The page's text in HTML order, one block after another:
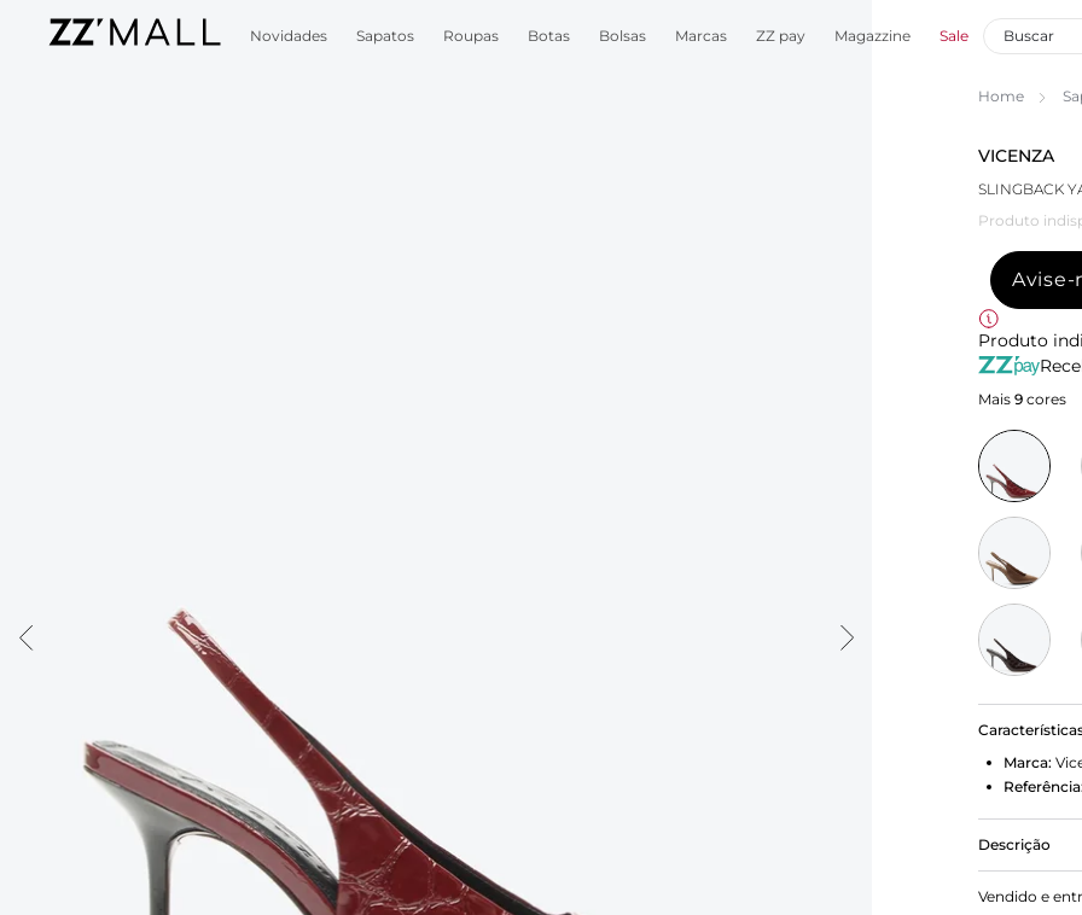
Novidades Sapatos Roupas Botas Bolsas Marcas ZZ pay Magazzine Sale
Home
VICENZA
SLINGBACK
Produto
Avise-
Produto
Mais 9 cores
Marca:
Referência:
Descrição
Slingback
com
Vendido e